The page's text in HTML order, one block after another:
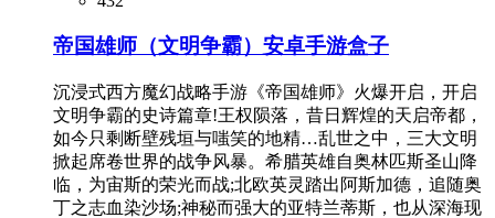
帝国雄师（文明争霸）安卓手游盒子
沉浸式西方魔幻战略手游《帝国雄师》火爆开启，开启
文明争霸的史诗篇章!王权陨落，昔日辉煌的天启帝都，
如今只剩断壁残垣与嗤笑的地精…乱世之中，三大文明
掀起席卷世界的战争风暴。希腊英雄自奥林匹斯圣山降
临，为宙斯的荣光而战;北欧英灵踏出阿斯加德，追随奥
丁之志血染沙场;神秘而强大的亚特兰蒂斯，也从深海现